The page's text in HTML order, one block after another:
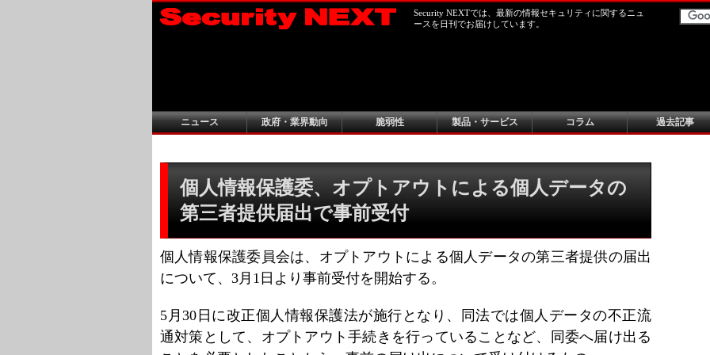
Security NEXTでは、最新の情報セキュリティに関するニュ
ースを日刊でお届けしています。
ニュース 政府・業界動向 脆弱性 製品・サービス コラム 過去記事
個人情報保護委、オプトアウトによる個人データの
第三者提供届出で事前受付
個人情報保護委員会は、オプトアウトによる個人データの第三者提供の届出
について、3月1日より事前受付を開始する。
5月30日に改正個人情報保護法が施行となり、同法では個人データの不正流
通対策として、オプトアウト手続きを行っていることなど、同委へ届け出る